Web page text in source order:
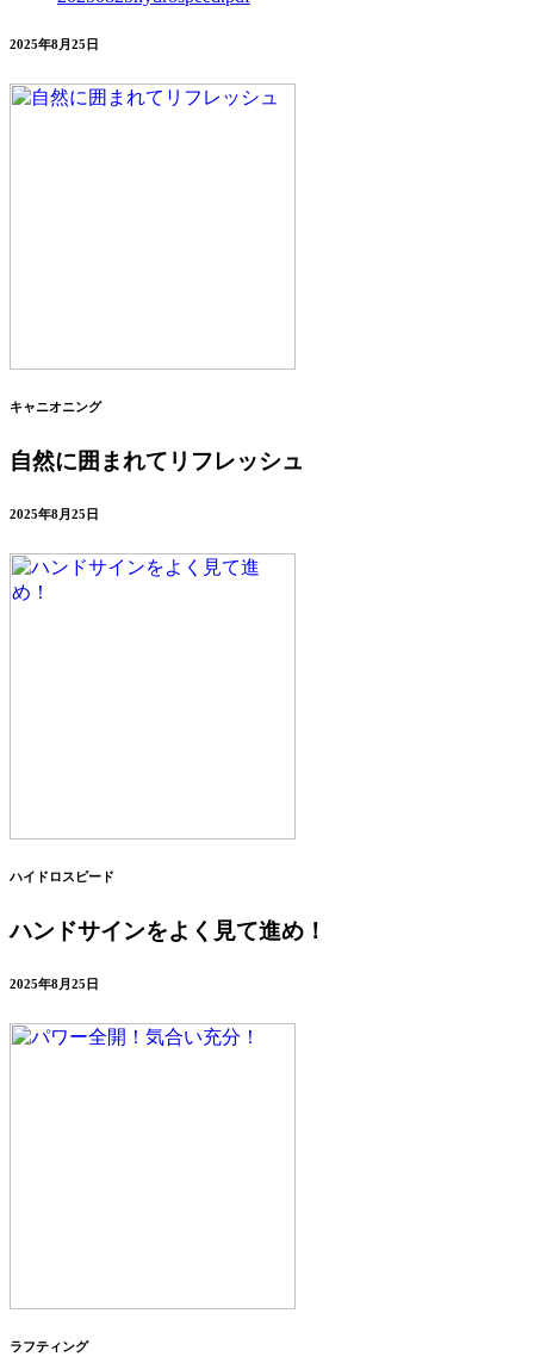
2025年8月25日
キャニオニング
自然に囲まれてリフレッシュ
2025年8月25日
ハイドロスピード
ハンドサインをよく見て進め！
2025年8月25日
ラフティング